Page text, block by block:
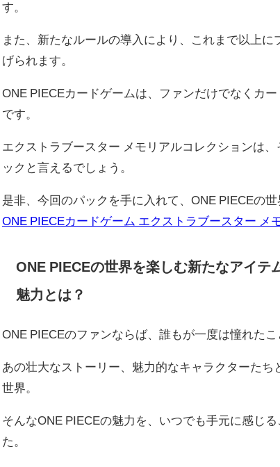
す。
また、新たなルールの導入により、これまで以上
げられます。
ONE PIECEカードゲームは、ファンだけでなくカ
です。
エクストラブースター メモリアルコレクションは
ックと言えるでしょう。
是非、今回のパックを手に入れて、ONE PIECEの
ONE PIECEカードゲーム エクストラブースター メ
ONE PIECEの世界を楽しむ新たなアイテ
魅力とは？
ONE PIECEのファンならば、誰もが一度は憧れたこ
あの壮大なストーリー、魅力的なキャラクターたち
世界。
そんなONE PIECEの魅力を、いつでも手元に感じ
た。